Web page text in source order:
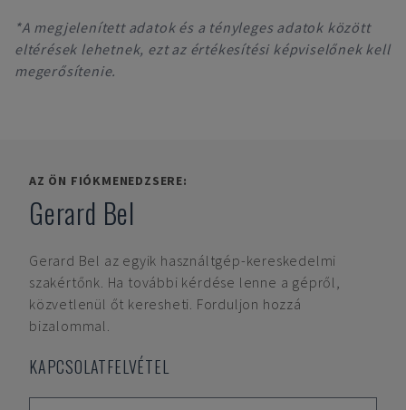
*A megjelenített adatok és a tényleges adatok között
eltérések lehetnek, ezt az értékesítési képviselőnek kell
megerősítenie.
AZ ÖN FIÓKMENEDZSERE:
Gerard Bel
Gerard Bel az egyik használtgép-kereskedelmi
szakértőnk. Ha további kérdése lenne a gépről,
közvetlenül őt keresheti. Forduljon hozzá
bizalommal.
KAPCSOLATFELVÉTEL